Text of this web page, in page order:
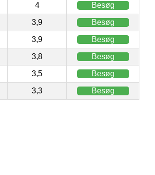
4 Besøg
3,9 Besøg
3,9 Besøg
3,8 Besøg
3,5 Besøg
3,3 Besøg